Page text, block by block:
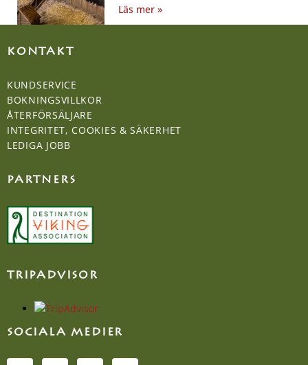
Läs mer »
KONTAKT
KUNDSERVICE
BOKNINGSVILLKOR
ÅTERFÖRSÄLJARE
INTEGRITET, COOKIES & SÄKERHET
LEDIGA JOBB
PARTNERS
TRIPADVISOR
SOCIALA MEDIER